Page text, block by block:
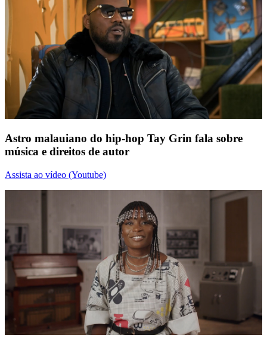
Astro malauiano do hip-hop Tay Grin fala sobre
música e direitos de autor
Assista ao vídeo (Youtube)